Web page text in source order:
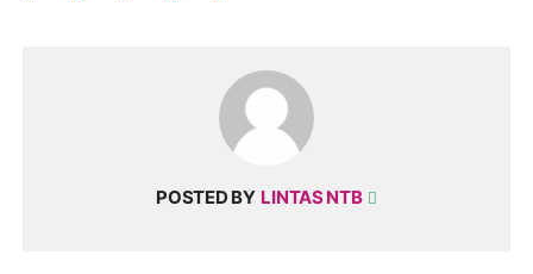
POSTED BY LINTAS NTB